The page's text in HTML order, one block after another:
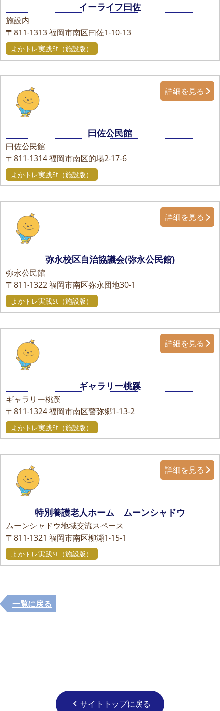
イーライフ曰佐
施設内
〒811-1313福岡市南区曰佐1-10-13
よかトレ実践St（施設版）
曰佐公民館
曰佐公民館
〒811-1314福岡市南区的場2-17-6
詳細を見る
よかトレ実践St（施設版）
弥永校区自治協議会(弥永公民館)
弥永公民館
〒811-1322福岡市南区弥永団地30-1
詳細を見る
よかトレ実践St（施設版）
ギャラリー桃蹊
ギャラリー桃蹊
〒811-1324福岡市南区警弥郷1-13-2
詳細を見る
よかトレ実践St（施設版）
特別養護老人ホーム ムーンシャドウ
ムーンシャドウ地域交流スペース
〒811-1321 福岡市南区柳瀬1-15-1
詳細を見る
よかトレ実践St（施設版）
一覧に戻る
chevron_left サイトトップに戻る